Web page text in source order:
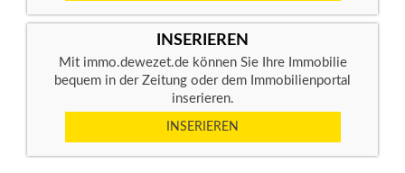
INSERIEREN
Mit immo.dewezet.de können Sie Ihre Immobilie
bequem in der Zeitung oder dem Immobilienportal
inserieren.
INSERIEREN